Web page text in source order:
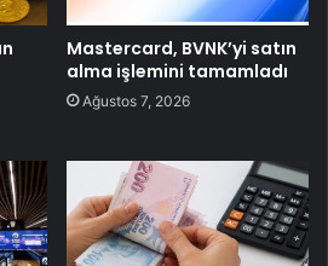
Mastercard, BVNK’yi satın
alma işlemini tamamladı
Ağustos 7, 2026